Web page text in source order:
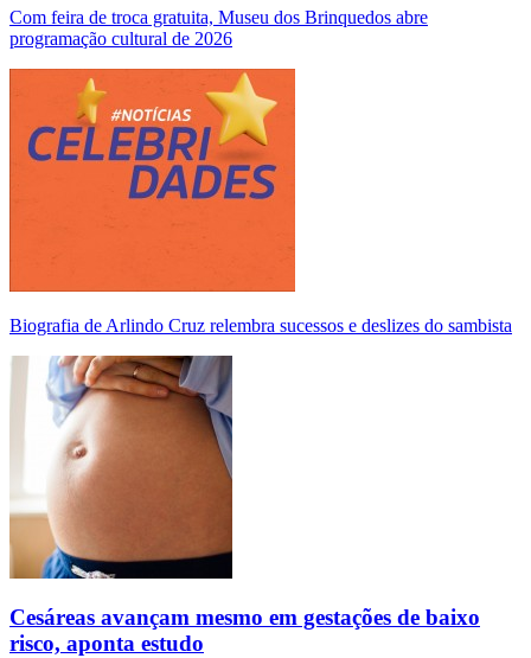
Com feira de troca gratuita, Museu dos Brinquedos abre
programação cultural de 2026
Biografia de Arlindo Cruz relembra sucessos e deslizes do sambista
Cesáreas avançam mesmo em gestações de baixo
risco, aponta estudo